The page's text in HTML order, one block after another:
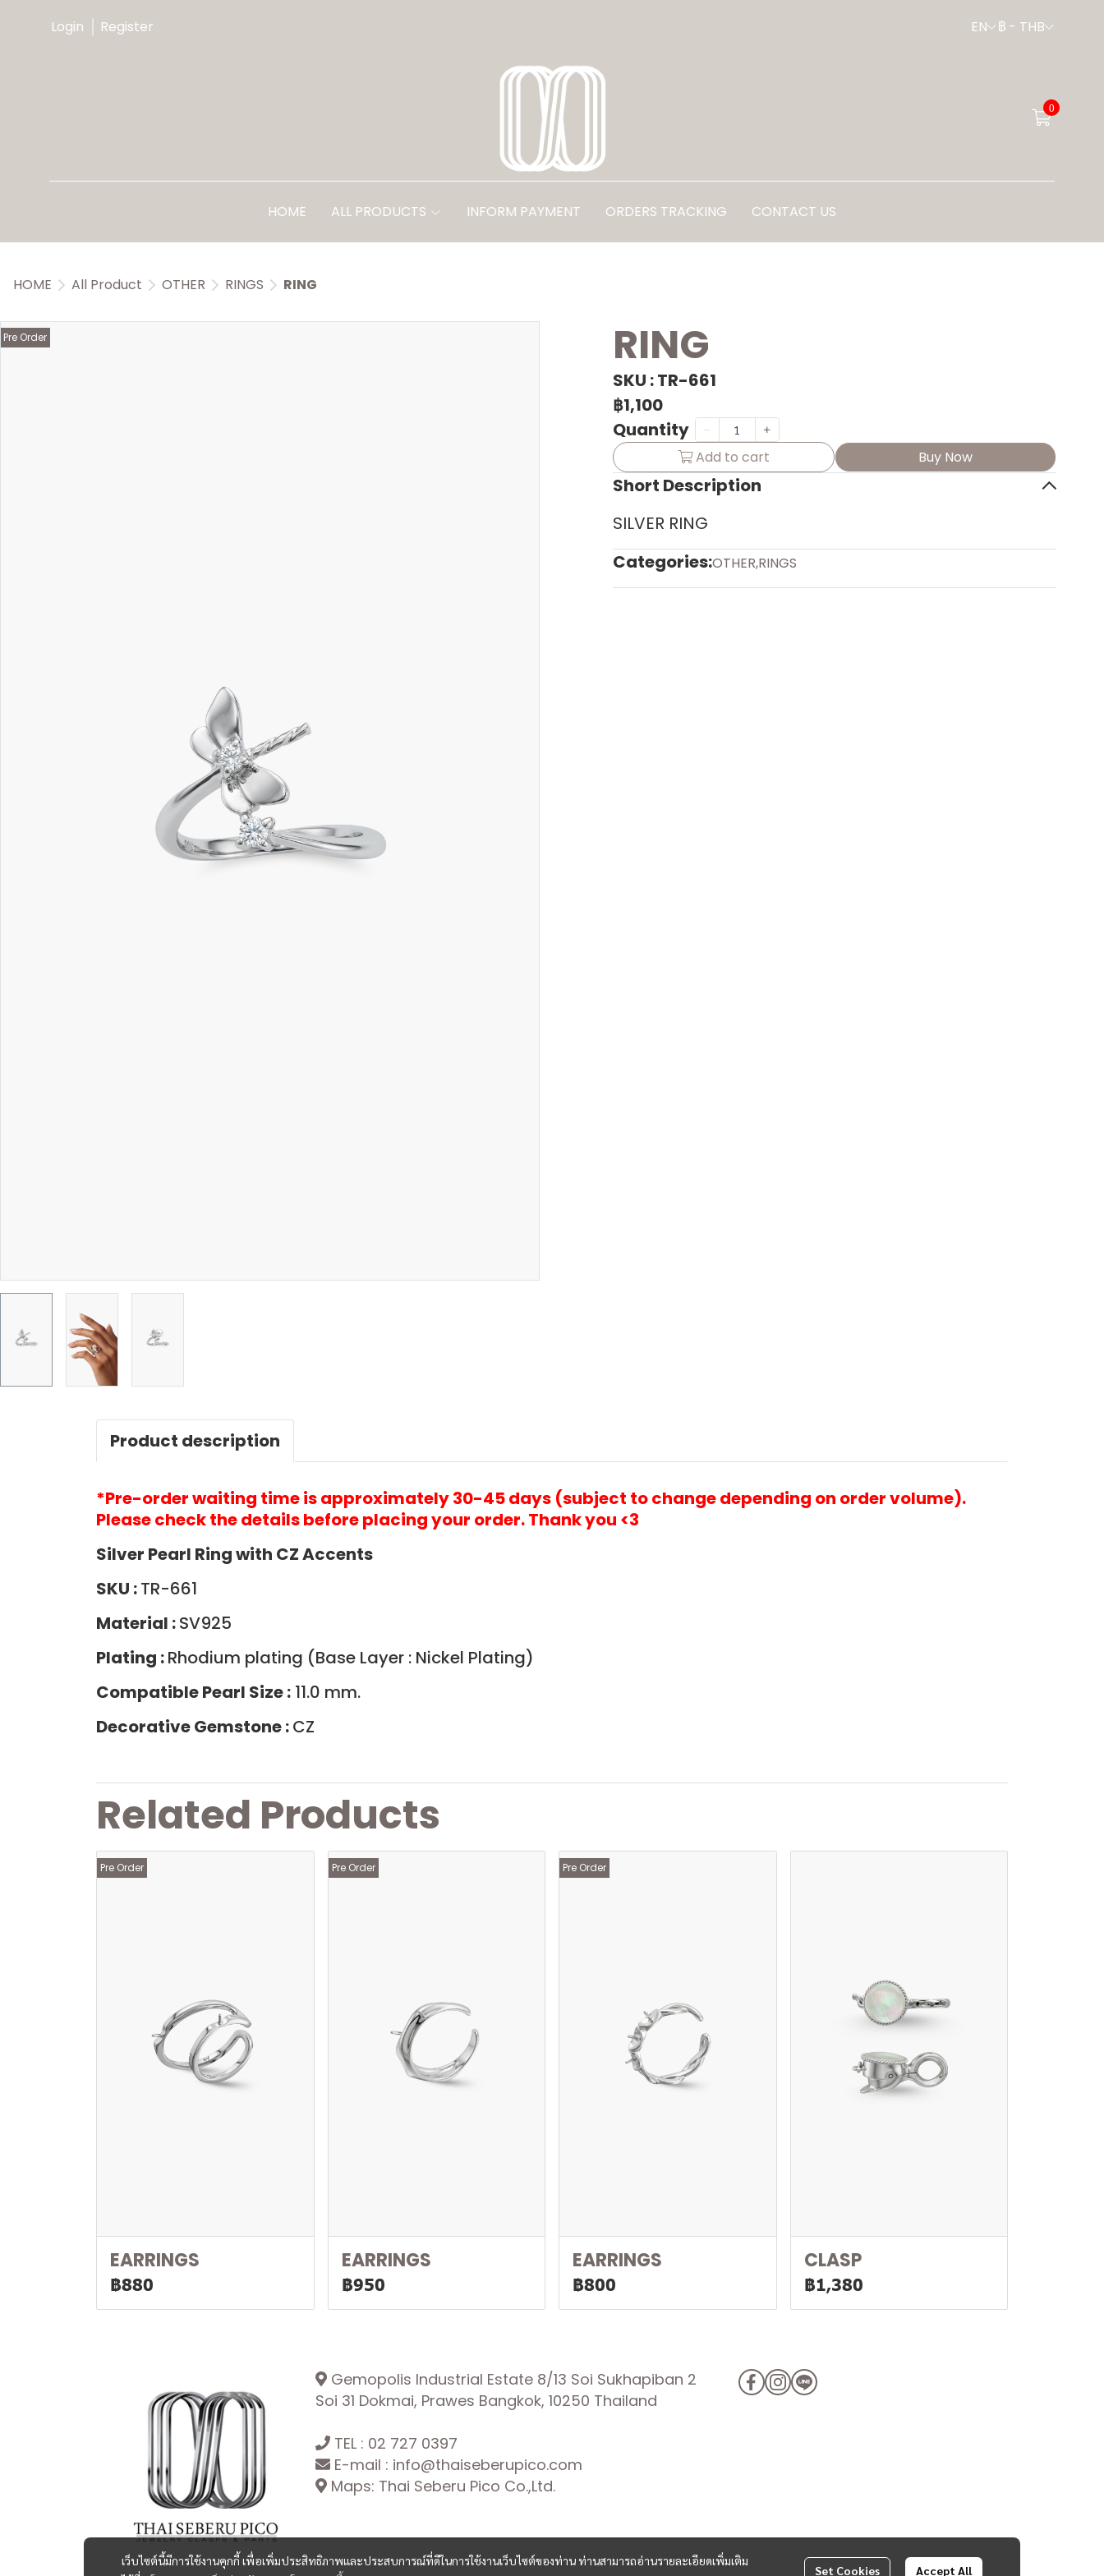
Login Register EN ฿ - THB
0
HOME ALL PRODUCTS INFORM PAYMENT ORDERS TRACKING CONTACT US
HOME All Product OTHER RINGS RING
Pre Order RING
SKU : TR-661
฿1,100
Quantity
Add to cart Buy Now
Short Description
SILVER RING
Categories:OTHER,RINGS
Product description
*Pre-order waiting time is approximately 30-45 days (subject to change depending on order volume).
Please check the details before placing your order. Thank you <3
Silver Pearl Ring with CZ Accents
SKU :TR-661
Material :SV925
Plating :Rhodium plating (Base Layer : Nickel Plating)
Compatible Pearl Size : 11.0 mm.
Decorative Gemstone :CZ
Related Products
Pre Order
EARRINGS
฿880
Pre Order
EARRINGS
฿950
Pre Order
EARRINGS
฿800
CLASP
฿1,380
เว็บไซต์นี้มีการใช้งานคุกกี้ เพื่อเพิ่มประสิทธิภาพและประสบการณ์ที่ดีในการใช้งานเว็บไซต์ของท่าน ท่านสามารถอ่านรายละเอียดเพิ่มเติม
Set Cookies Accept All
Gemopolis Industrial Estate 8/13 Soi Sukhapiban 2
Soi 31 Dokmai, Prawes Bangkok, 10250 Thailand
TEL : 02 727 0397
E-mail : info@thaiseberupico.com
Maps: Thai Seberu Pico Co.,Ltd.